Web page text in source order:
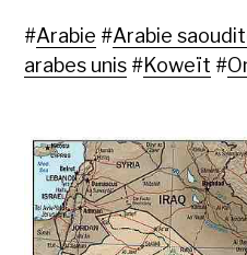
#Arabie #Arabie
arabes unis #Koweït #